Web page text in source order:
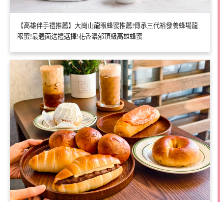
【高雄伴手禮推薦】大崗山龍眼蜂蜜推薦!傳承三代裕發養蜂場龍
眼蜜!最體面送禮選擇!花香濃郁頂級高雄蜂蜜